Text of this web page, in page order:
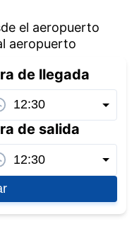
el aeropuerto
aeropuerto
de llegada
de salida